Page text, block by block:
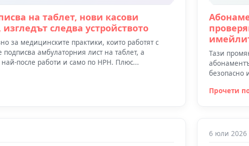
на таблет, нови касови
следва устройството
за медицинските практики, които работят с
амбулаторния лист на таблет, а
най-после работи и само по НРН. Плюс...
Тази
безопасно
Прочети
6 юли 2026